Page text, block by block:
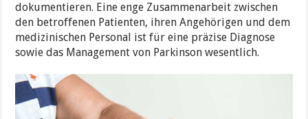
dokumentieren. Eine enge Zusammenarbeit zwischen
den betroffenen Patienten, ihren Angehörigen und dem
medizinischen Personal ist für eine präzise Diagnose
sowie das Management von Parkinson wesentlich.